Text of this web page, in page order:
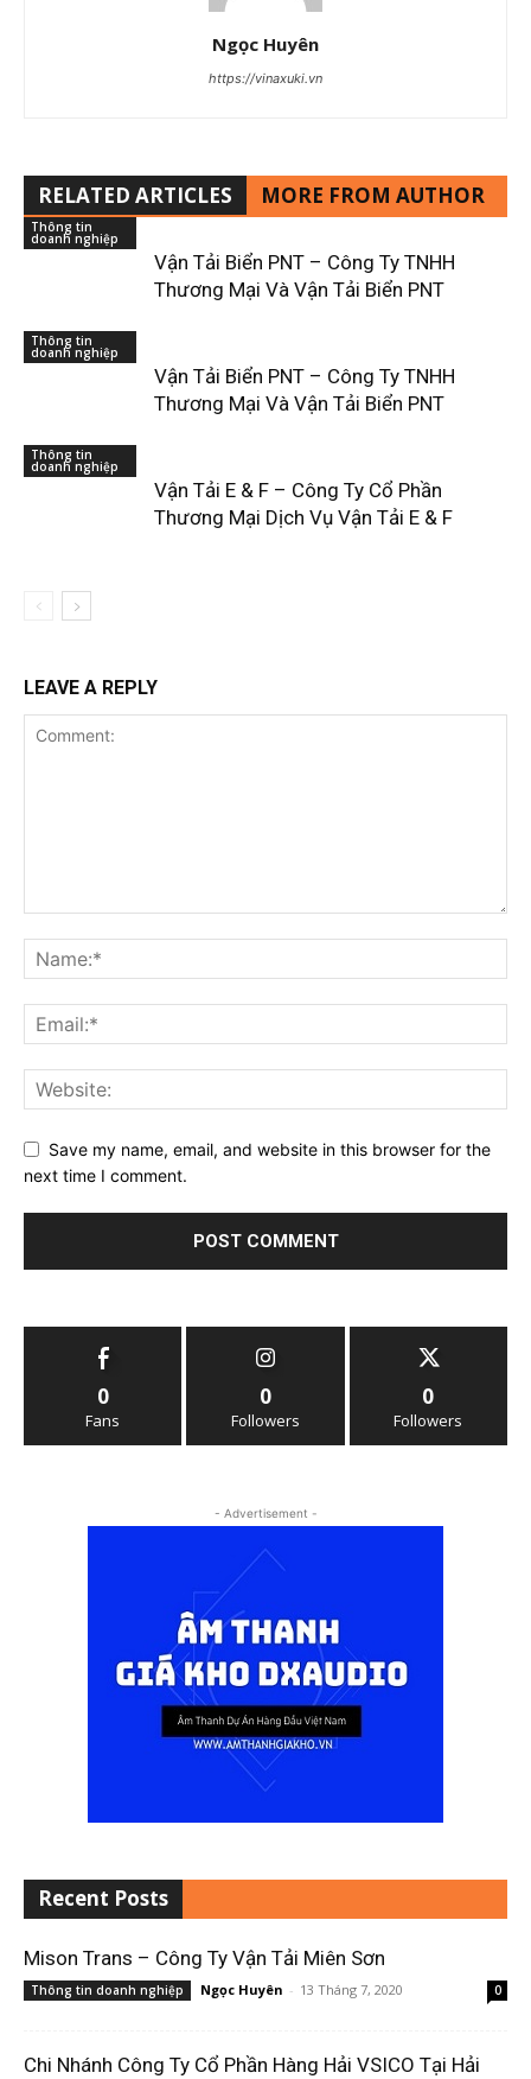
Ngọc Huyên
https://vinaxuki.vn
RELATED ARTICLES MORE FROM AUTHOR
Thông tin
doanh nghiệp
Vận Tải Biển PNT – Công Ty TNHH
Thương Mại Và Vận Tải Biển PNT
Thông tin
doanh nghiệp
Vận Tải Biển PNT – Công Ty TNHH
Thương Mại Và Vận Tải Biển PNT
Thông tin
doanh nghiệp
Vận Tải E & F – Công Ty Cổ Phần
Thương Mại Dịch Vụ Vận Tải E & F
LEAVE A REPLY
Save my name, email, and website in this browser for the
next time I comment.
0
Fans
0
Followers
0
Followers
- Advertisement -
Recent Posts
Mison Trans – Công Ty Vận Tải Miên Sơn
Thông tin doanh nghiệp Ngọc Huyên - 13 Tháng 7, 2020 0
Chi Nhánh Công Ty Cổ Phần Hàng Hải VSICO Tại Hải